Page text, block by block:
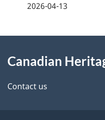
d
e
2026-04-13
this
site
Canadian
Contact us